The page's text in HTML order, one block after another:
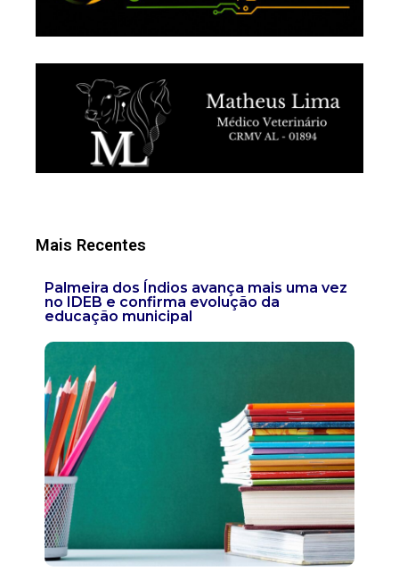
Mais Recentes
Palmeira dos Índios avança mais uma vez
no IDEB e confirma evolução da
educação municipal